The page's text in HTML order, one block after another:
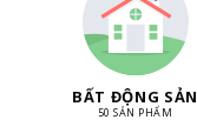
BẤT ĐỘNG SẢN
50 SẢN PHẨM